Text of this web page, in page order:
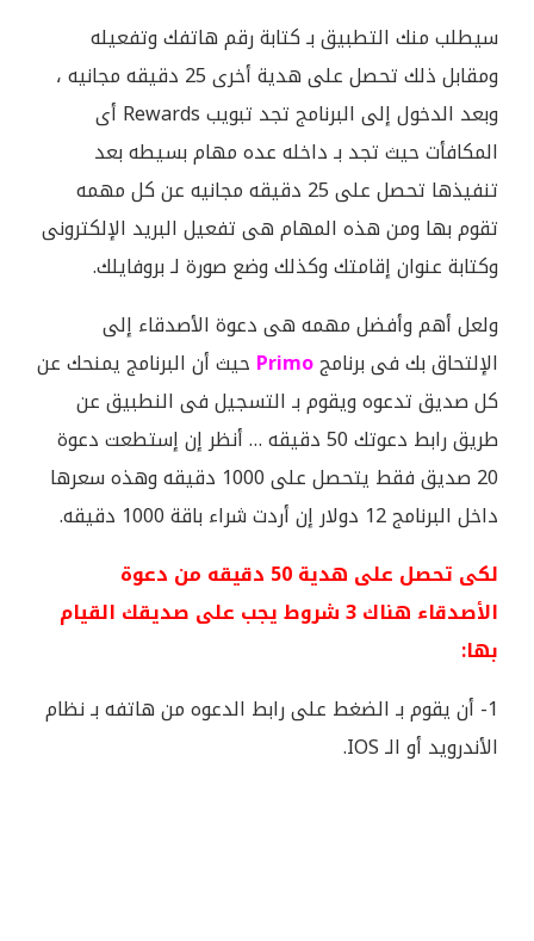
سيطلب منك التطبيق بـ كتابة رقم هاتفك وتفعيله
ومقابل ذلك تحصل على هدية أخرى 25 دقيقه مجانيه ،
وبعد الدخول إلى البرنامج تجد تبويب Rewards أى
المكافأت حيث تجد بـ داخله عده مهام بسيطه بعد
تنفيذها تحصل على 25 دقيقه مجانيه عن كل مهمه
تقوم بها ومن هذه المهام هى تفعيل البريد الإلكترونى
وكتابة عنوان إقامتك وكذلك وضع صورة لـ بروفايلك.
ولعل أهم وأفضل مهمه هى دعوة الأصدقاء إلى
الإلتحاق بك فى برنامجPrimo حيث أن البرنامج يمنحك عن
كل صديق تدعوه ويقوم بـ التسجيل فى النطبيق عن
طريق رابط دعوتك 50 دقيقه … أنظر إن إستطعت دعوة
20 صديق فقط يتحصل على 1000 دقيقه وهذه سعرها
داخل البرنامج 12 دولار إن أردت شراء باقة 1000 دقيقه.
لكى تحصل على هدية 50 دقيقه من دعوة
الأصدقاء هناك 3 شروط يجب على صديقك القيام
بها:
1- أن يقوم بـ الضغط على رابط الدعوه من هاتفه بـ نظام
الأندرويد أو الـ IOS.